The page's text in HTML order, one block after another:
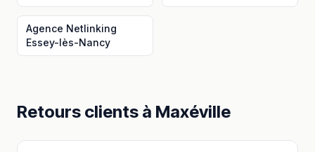
Agence Netlinking
Essey-lès-Nancy
Retours clients à Maxéville